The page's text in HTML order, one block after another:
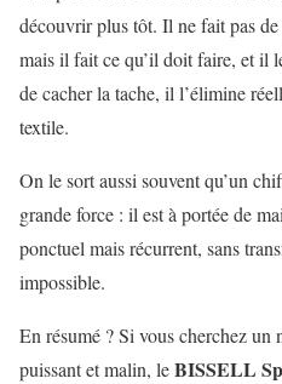
découvrir plus tôt. Il ne fait pas
mais il fait ce qu’il doit faire, et il
de cacher la tache, il l’élimine
textile.
On le sort aussi souvent qu’un
grande force : il est à portée de
ponctuel mais récurrent, sans
impossible.
En résumé ? Si vous cherchez un
puissant et malin, leBISSELL